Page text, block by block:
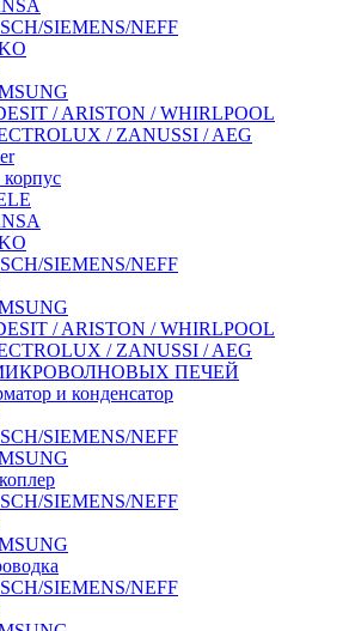
SIEMENS/NEFF
/ ARISTON / WHIRLPOOL
/ ZANUSSI / AEG
SIEMENS/NEFF
/ ARISTON / WHIRLPOOL
/ ZANUSSI / AEG
МИКРОВОЛНОВЫХ ПЕЧЕЙ
и конденсатор
SIEMENS/NEFF
SIEMENS/NEFF
SIEMENS/NEFF